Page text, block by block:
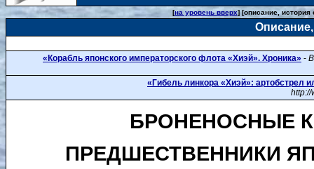
[на уровень вверх] [описание,
«Корабль японского императорского флота «Хиэй». Хроника» -
«Гибель линкора «Хиэй»: артобстрел
БРОНЕНОСНЫЕ
ПРЕДШЕСТВЕННИКИ